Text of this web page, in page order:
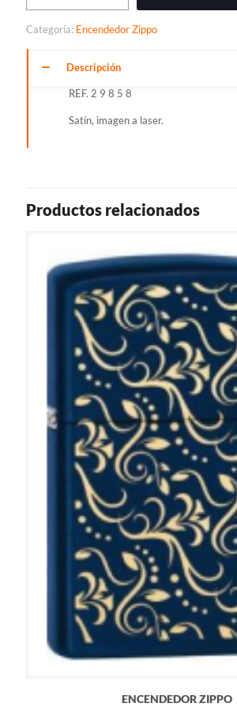
Categoría: Encendedor Zippo
Descripción
REF. 2 9 8 5 8
Satín, imagen a laser.
Productos relacionados
ENCENDEDOR ZIPPO